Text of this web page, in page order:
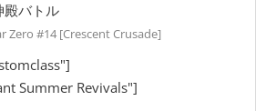
殿バトル
Zero #14 [Crescent Crusade]
Summer Revivals"]